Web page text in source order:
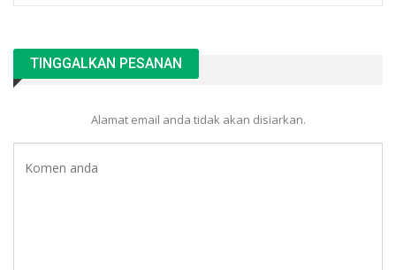
TINGGALKAN PESANAN
Alamat email anda tidak akan disiarkan.